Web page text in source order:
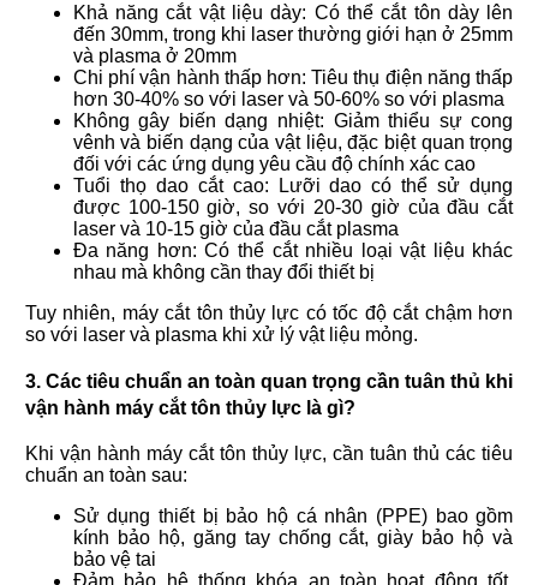
Khả năng cắt vật liệu dày: Có thể cắt tôn dày lên
đến 30mm, trong khi laser thường giới hạn ở 25mm
và plasma ở 20mm
Chi phí vận hành thấp hơn: Tiêu thụ điện năng thấp
hơn 30-40% so với laser và 50-60% so với plasma
Không gây biến dạng nhiệt: Giảm thiểu sự cong
vênh và biến dạng của vật liệu, đặc biệt quan trọng
đối với các ứng dụng yêu cầu độ chính xác cao
Tuổi thọ dao cắt cao: Lưỡi dao có thể sử dụng
được 100-150 giờ, so với 20-30 giờ của đầu cắt
laser và 10-15 giờ của đầu cắt plasma
Đa năng hơn: Có thể cắt nhiều loại vật liệu khác
nhau mà không cần thay đổi thiết bị
Tuy nhiên, máy cắt tôn thủy lực có tốc độ cắt chậm hơn
so với laser và plasma khi xử lý vật liệu mỏng.
3. Các tiêu chuẩn an toàn quan trọng cần tuân thủ khi
vận hành máy cắt tôn thủy lực là gì?
Khi vận hành máy cắt tôn thủy lực, cần tuân thủ các tiêu
chuẩn an toàn sau:
Sử dụng thiết bị bảo hộ cá nhân (PPE) bao gồm
kính bảo hộ, găng tay chống cắt, giày bảo hộ và
bảo vệ tai